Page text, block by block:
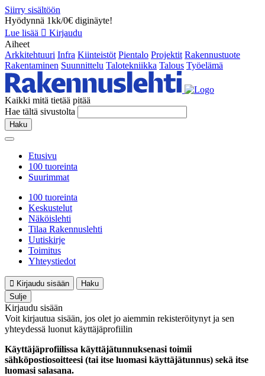
Siirry sisältöön
Hyödynnä 1kk/0€ diginäyte!
Lue lisää
Kirjaudu
Aiheet
Arkkitehtuuri Infra Kiinteistöt Pientalo Projektit Rakennustuote
Rakentaminen Suunnittelu Talotekniikka Talous Työelämä
Kaikki mitä tietää pitää
Hae tältä sivustolta
Haku
Etusivu
100 tuoreinta
Suurimmat
100 tuoreinta
Keskustelut
Näköislehti
Tilaa Rakennuslehti
Uutiskirje
Toimitus
Yhteystiedot
Kirjaudu sisään
Haku
Sulje
Kirjaudu sisään
Voit kirjautua sisään, jos olet jo aiemmin rekisteröitynyt ja sen
yhteydessä luonut käyttäjäprofiilin
Käyttäjäprofiilissa käyttäjätunnuksenasi toimii
sähköpostiosoitteesi (tai itse luomasi käyttäjätunnus) sekä itse
luomasi salasana.